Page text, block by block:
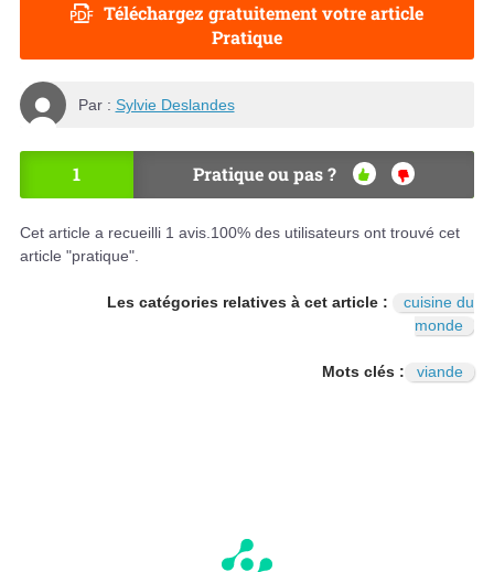
Téléchargez gratuitement votre article
Pratique
Par : Sylvie Deslandes
1 Pratique ou pas ?
OU
NO
N
Cet article a recueilli 1 avis. 100% des utilisateurs ont trouvé cet
article "pratique".
Les catégories relatives à cet article :
cuisine du
monde
Mots clés : viande